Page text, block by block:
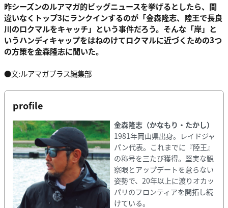
昨シーズンのルアマガ的ビッグニュースを挙げるとしたら、間
違いなくトップ3にランクインするのが「金森隆志、陸王で長良
川のロクマルをキャッチ」という事件だろう。そんな「岸」と
いうハンディキャップをはねのけてロクマルに近づくための3つ
の方策を金森隆志に聞いた。
●文:ルアマガプラス編集部
profile
金森隆志（かなもり・たかし）
1981年岡山県出身。レイドジャ
パン代表。これまでに『陸王』
の称号を三たび獲得。堅実な観
察眼とアップデートを怠らない
姿勢で、20年以上に渡りオカッ
パリのフロンティアを開拓し続
けている。